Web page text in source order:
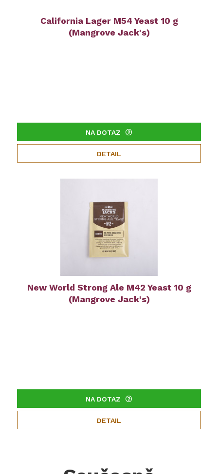
California Lager M54 Yeast 10 g
(Mangrove Jack's)
NA DOTAZ
DETAIL
New World Strong Ale M42 Yeast 10 g
(Mangrove Jack's)
NA DOTAZ
DETAIL